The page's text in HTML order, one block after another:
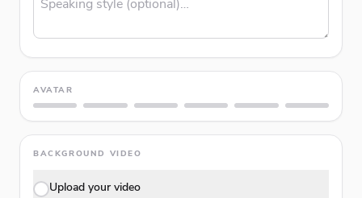
AVATAR
BACKGROUND VIDEO
Upload your video